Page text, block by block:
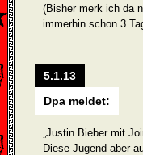
(Bisher merk ich da
immerhin schon 3
5.1.13
Dpa meldet:
„Justin Bieber mit
Diese Jugend aber